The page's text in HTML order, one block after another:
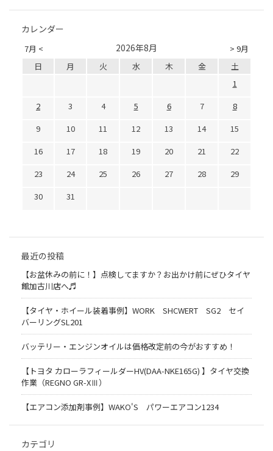
カレンダー
7月 < > 9月
2026年8月
日 月 火 水 木 金
土
1
2
3 4 5 6 7
8
9
10 11 12 13 14
15
16
17 18 19 20 21
22
23
24 25 26 27 28
29
30
31
最近の投稿
【お盆休みの前に！】点検してますか？お出かけ前にぜひタイヤ
館加古川店へ♬
【タイヤ・ホイール装着事例】WORK SHCWERT SG2 セイ
バーリングSL201
バッテリー・エンジンオイルは価格改定前の今がおすすめ！
【トヨタ カローラフィールダーHV(DAA-NKE165G) 】タイヤ交換
作業（REGNO GR-XⅢ）
【エアコン添加剤事例】WAKO'S パワーエアコン1234
カテゴリ